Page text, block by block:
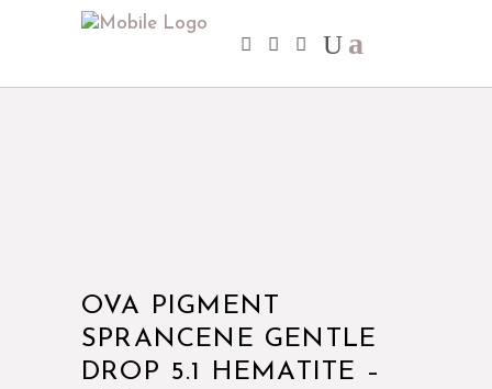
OVA PIGMENT
SPRANCENE GENTLE
DROP 5.1 HEMATITE –